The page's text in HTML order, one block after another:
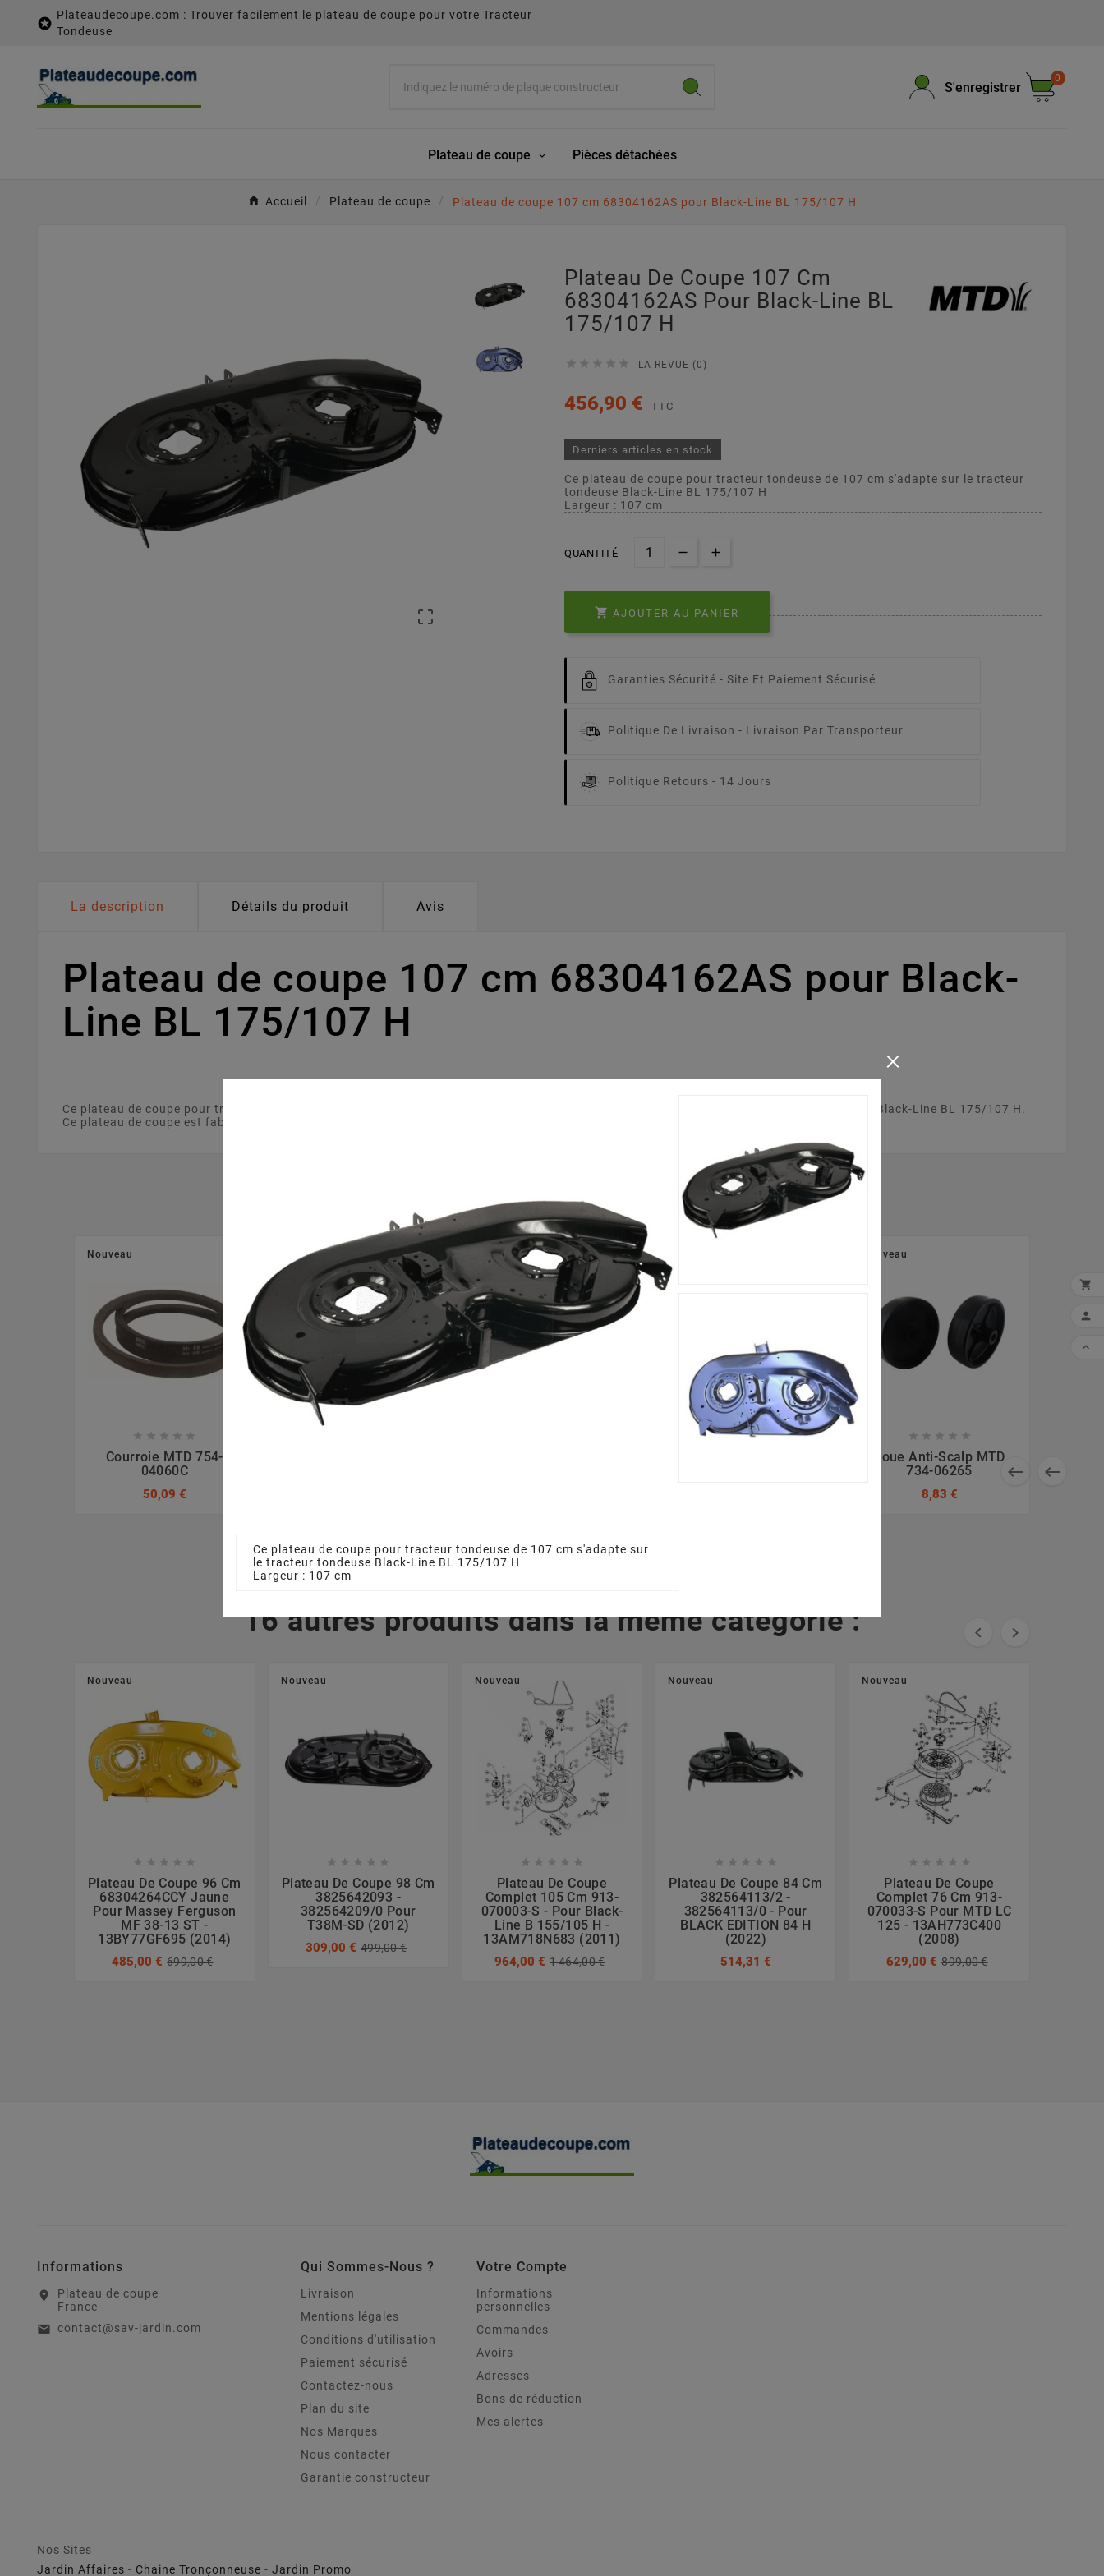

Plateaudecoupe.com : Trouver facilement le plateau de coupe pour votre Tracteur
Tondeuse
S'enregistrer
0
Plateau de coupe Pièces détachées
Accueil Plateau de coupe Plateau de coupe 107 cm 68304162AS pour Black-Line BL 175/107 H

Plateau De Coupe 107 Cm
68304162AS Pour Black-Line BL
175/107 H
     LA REVUE (0)
456,90 € TTC
Derniers articles en stock
Ce plateau de coupe pour tracteur tondeuse de 107 cm s'adapte sur le tracteur
tondeuse Black-Line BL 175/107 H
Largeur : 107 cm
QUANTITÉ
 AJOUTER AU PANIER
Garanties Sécurité - Site Et Paiement Sécurisé
Politique De Livraison - Livraison Par Transporteur
Politique Retours - 14 Jours
La description Détails du produit Avis
Plateau de coupe 107 cm 68304162AS pour Black-
Line BL 175/107 H
Ce plateau de coupe pour tracteur tondeuse de 107 cm s'adapte sur le tracteur tondeuse Black-Line BL 175/107 H.Votre tracteur tondeuse Black-Line BL 175/107 H.
Ce plateau de coupe est fabriqué à partir d'un matériau solide et résistant.
Accessoires
 
Nouveau
    
Courroie MTD 754-
04060C
50,09 €
Nouveau Nouveau

Nouveau
    
Roue Anti-Scalp MTD
734-06265
8,83 €
16 autres produits dans la même catégorie :  
Nouveau
    
Plateau De Coupe 96 Cm
68304264CCY Jaune
Pour Massey Ferguson
MF 38-13 ST -
13BY77GF695 (2014)
485,00 € 699,00 €
Nouveau
    
Plateau De Coupe 98 Cm
3825642093 -
382564209/0 Pour
T38M-SD (2012)
309,00 € 499,00 €
Nouveau
    
Plateau De Coupe
Complet 105 Cm 913-
070003-S - Pour Black-
Line B 155/105 H -
13AM718N683 (2011)
964,00 € 1 464,00 €
Nouveau
    
Plateau De Coupe 84 Cm
382564113/2 -
382564113/0 - Pour
BLACK EDITION 84 H
(2022)
514,31 €
Nouveau
    
Plateau De Coupe
Complet 76 Cm 913-
070033-S Pour MTD LC
125 - 13AH773C400
(2008)
629,00 € 899,00 €
×
Ce plateau de coupe pour tracteur tondeuse de 107 cm s'adapte sur
le tracteur tondeuse Black-Line BL 175/107 H
Largeur : 107 cm
Informations
location_on
Plateau de coupe
France
email contact@sav-jardin.com
Qui Sommes-Nous ?
Livraison
Mentions légales
Conditions d'utilisation
Paiement sécurisé
Contactez-nous
Plan du site
Nos Marques
Nous contacter
Garantie constructeur
Votre Compte
Informations
personnelles
Commandes
Avoirs
Adresses
Bons de réduction
Mes alertes
Nos Sites
Jardin Affaires - Chaine Tronçonneuse - Jardin Promo


